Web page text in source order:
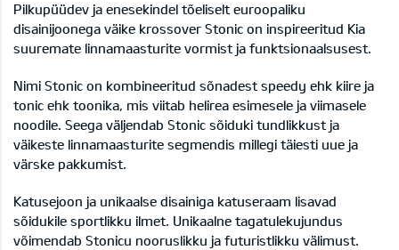
Pilkupüüdev ja enesekindel tõeliselt euroopaliku
disainijoonega väike krossover Stonic on inspireeritud Kia
suuremate linnamaasturite vormist ja funktsionaalsusest.
Nimi Stonic on kombineeritud sõnadest speedy ehk kiire ja
tonic ehk toonika, mis viitab helirea esimesele ja viimasele
noodile. Seega väljendab Stonic sõiduki tundlikkust ja
väikeste linnamaasturite segmendis millegi täiesti uue ja
värske pakkumist.
Katusejoon ja unikaalse disainiga katuseraam lisavad
sõidukile sportlikku ilmet. Unikaalne tagatulekujundus
võimendab Stonicu nooruslikku ja futuristlikku välimust.